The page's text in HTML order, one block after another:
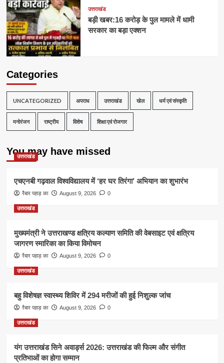
उत्तराखंड
बड़ी खबर:16 करोड़ के पुल मामले में धामी
सरकार का बड़ा एक्शन
Categories
UNCATEGORIZED अपराध उत्तराखंड खेल धर्म एवं संस्कृति
मनोरंजन राष्ट्रीय विशेष शिक्षा एवं रोजगार
You may have missed
उत्तराखंड
एचएनबी गढ़वाल विश्वविद्यालय में ‘हर घर तिरंगा’ अभियान का शुभारंभ
रैबार पहाड़ का August 9, 2026 0
उत्तराखंड
मुख्यमंत्री ने उत्तराखण्ड क्षत्रिय कल्याण समिति की वेबसाइट एवं क्षत्रिय
जागरण स्मारिका का किया विमोचन
रैबार पहाड़ का August 9, 2026 0
उत्तराखंड
बहु विशेषज्ञ स्वास्थ्य शिविर में 294 मरीजों की हुई निशुल्क जांच
रैबार पहाड़ का August 9, 2026 0
उत्तराखंड
यंग उत्तराखंड सिने अवार्ड्स 2026: उत्तराखंड की फिल्म और संगीत
प्रतिभाओं का होगा सम्मान